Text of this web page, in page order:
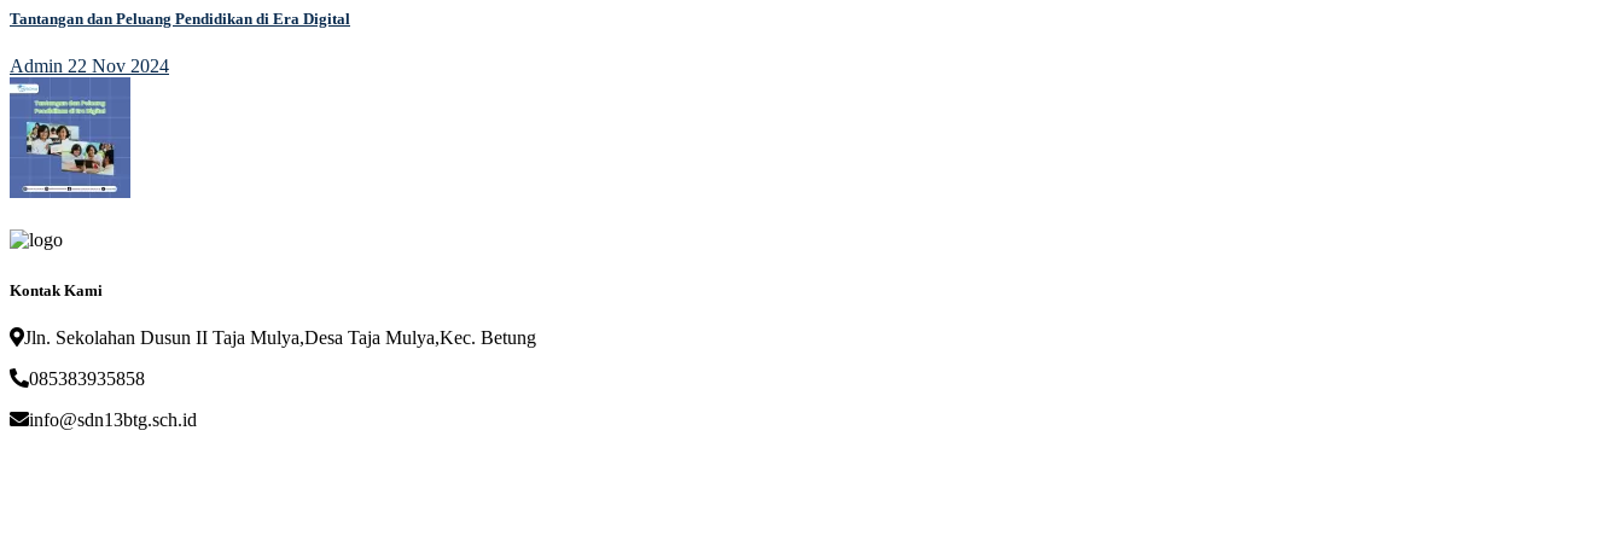
Tantangan dan Peluang Pendidikan di Era Digital
Admin 22 Nov 2024
Kontak Kami
Jln. Sekolahan Dusun II Taja Mulya,Desa Taja Mulya,Kec. Betung
085383935858
info@sdn13btg.sch.id